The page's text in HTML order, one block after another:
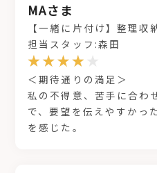
MAさま
【一緒に片付け】整理収
担当スタッフ:森田
＜期待通りの満足＞
私の不得意、苦手に合わ
で、要望を伝えやすかっ
を感じた。